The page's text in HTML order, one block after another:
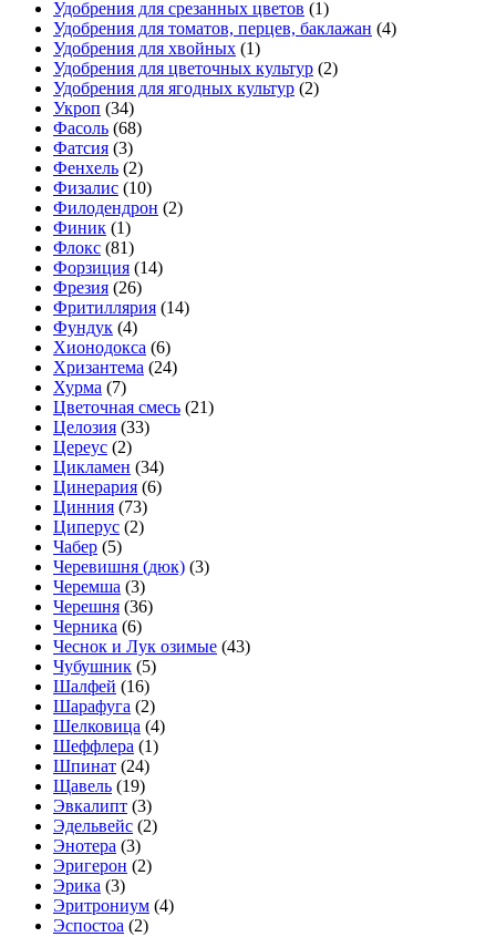
Удобрения для срезанных цветов (1)
Удобрения для томатов, перцев, баклажан (4)
Удобрения для хвойных (1)
Удобрения для цветочных культур (2)
Удобрения для ягодных культур (2)
Укроп (34)
Фасоль (68)
Фатсия (3)
Фенхель (2)
Физалис (10)
Филодендрон (2)
Финик (1)
Флокс (81)
Форзиция (14)
Фрезия (26)
Фритиллярия (14)
Фундук (4)
Хионодокса (6)
Хризантема (24)
Хурма (7)
Цветочная смесь (21)
Целозия (33)
Цереус (2)
Цикламен (34)
Цинерария (6)
Цинния (73)
Циперус (2)
Чабер (5)
Черевишня (дюк) (3)
Черемша (3)
Черешня (36)
Черника (6)
Чеснок и Лук озимые (43)
Чубушник (5)
Шалфей (16)
Шарафуга (2)
Шелковица (4)
Шеффлера (1)
Шпинат (24)
Щавель (19)
Эвкалипт (3)
Эдельвейс (2)
Энотера (3)
Эригерон (2)
Эрика (3)
Эритрониум (4)
Эспостоа (2)